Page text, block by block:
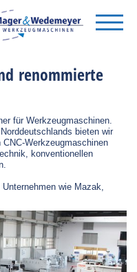
renommierte
für Werkzeugmaschinen.
bieten wir
CNC-Werkzeugmaschinen
konventionellen
wie Mazak,